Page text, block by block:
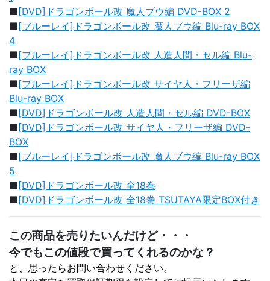
■ [DVD]ドラゴンボール改 魔人ブウ編 DVD-BOX 2
■[ブルーレイ]ドラゴンボール改 魔人ブウ編 Blu-ray BOX
4
■[ブルーレイ]ドラゴンボール改 人造人間・セル編 Blu-
ray BOX
■[ブルーレイ]ドラゴンボール改 サイヤ人・フリーザ編
Blu-ray BOX
■ [DVD]ドラゴンボール改 人造人間・セル編 DVD-BOX
■ [DVD]ドラゴンボール改 サイヤ人・フリーザ編 DVD-
BOX
■[ブルーレイ]ドラゴンボール改 魔人ブウ編 Blu-ray BOX
5
■ [DVD]ドラゴンボール改 全18巻
■[DVD]ドラゴンボール改 全18巻 TSUTAYA限定BOX付き
この商品を売りたいんだけど・・・
今でもこの値段で買ってくれるのかな？
と、思ったらお問い合わせください。